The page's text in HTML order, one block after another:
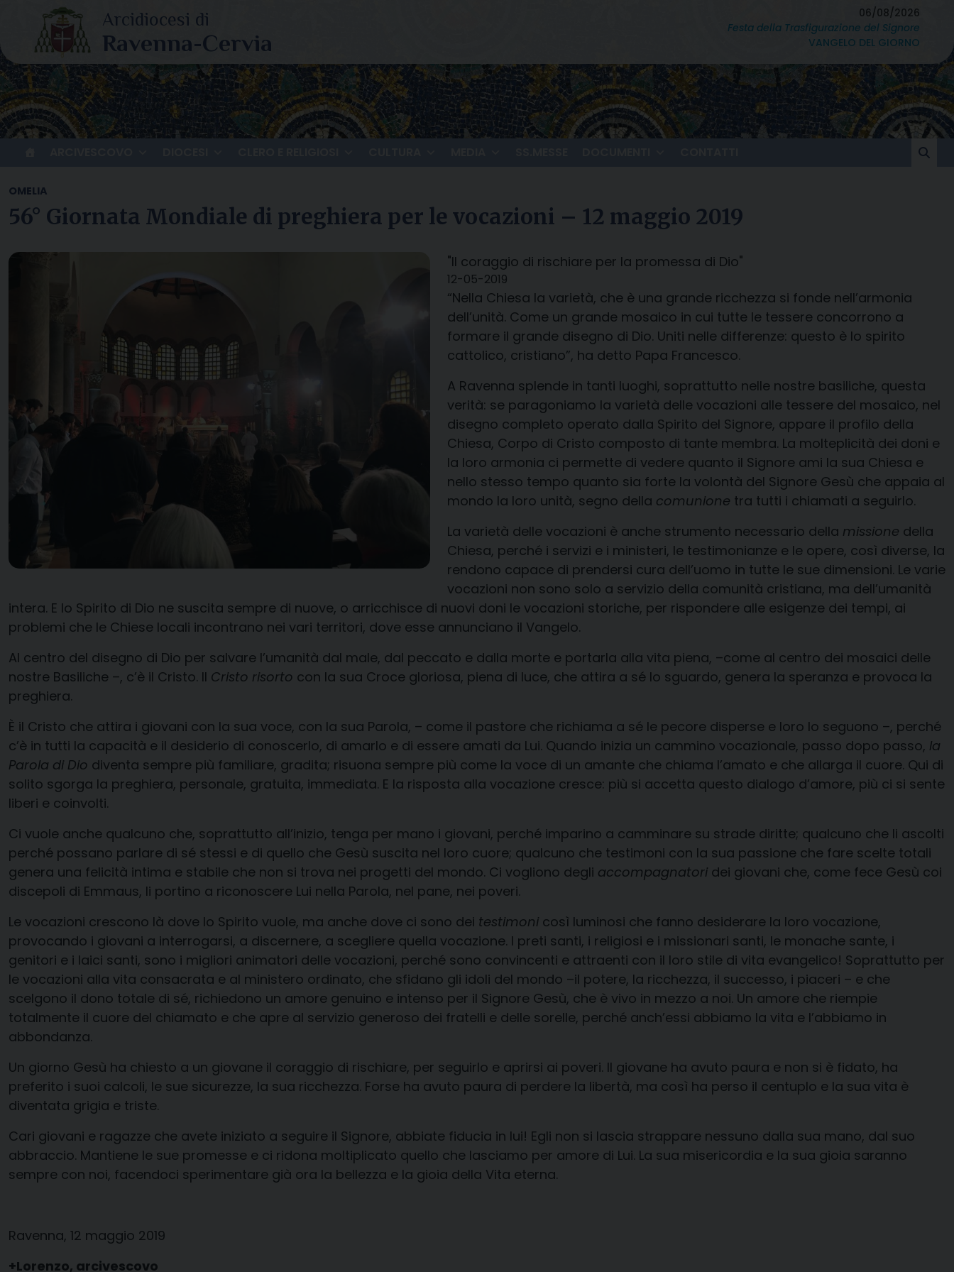
content
06/08/2026
Festa della Trasfigurazione del Signore
VANGELO DEL GIORNO
OMELIA
56° Giornata Mondiale di preghiera per le vocazioni – 12 maggio 2019
"Il coraggio di rischiare per la promessa di Dio"
12-05-2019
“Nella Chiesa la varietà, che è una grande ricchezza si fonde nell’armonia
dell’unità. Come un grande mosaico in cui tutte le tessere concorrono a
formare il grande disegno di Dio. Uniti nelle differenze: questo è lo spirito
cattolico, cristiano”, ha detto Papa Francesco.
A Ravenna splende in tanti luoghi, soprattutto nelle nostre basiliche, questa
verità: se paragoniamo la varietà delle vocazioni alle tessere del mosaico, nel
disegno completo operato dalla Spirito del Signore, appare il profilo della
Chiesa, Corpo di Cristo composto di tante membra. La molteplicità dei doni e
la loro armonia ci permette di vedere quanto il Signore ami la sua Chiesa e
nello stesso tempo quanto sia forte la volontà del Signore Gesù che appaia al
mondo la loro unità, segno della comunione tra tutti i chiamati a seguirlo.
La varietà delle vocazioni è anche strumento necessario della missione della
Chiesa, perché i servizi e i ministeri, le testimonianze e le opere, così diverse, la
rendono capace di prendersi cura dell’uomo in tutte le sue dimensioni. Le varie
vocazioni non sono solo a servizio della comunità cristiana, ma dell’umanità
intera. E lo Spirito di Dio ne suscita sempre di nuove, o arricchisce di nuovi doni le vocazioni storiche, per rispondere alle esigenze dei tempi, ai
problemi che le Chiese locali incontrano nei vari territori, dove esse annunciano il Vangelo.
Al centro del disegno di Dio per salvare l’umanità dal male, dal peccato e dalla morte e portarla alla vita piena, –come al centro dei mosaici delle
nostre Basiliche –, c’è il Cristo. Il Cristo risorto con la sua Croce gloriosa, piena di luce, che attira a sé lo sguardo, genera la speranza e provoca la
preghiera.
È il Cristo che attira i giovani con la sua voce, con la sua Parola, – come il pastore che richiama a sé le pecore disperse e loro lo seguono –, perché
c’è in tutti la capacità e il desiderio di conoscerlo, di amarlo e di essere amati da Lui. Quando inizia un cammino vocazionale, passo dopo passo, la
Parola di Dio diventa sempre più familiare, gradita; risuona sempre più come la voce di un amante che chiama l’amato e che allarga il cuore. Qui di
solito sgorga la preghiera, personale, gratuita, immediata. E la risposta alla vocazione cresce: più si accetta questo dialogo d’amore, più ci si sente
liberi e coinvolti.
Ci vuole anche qualcuno che, soprattutto all’inizio, tenga per mano i giovani, perché imparino a camminare su strade diritte; qualcuno che li ascolti
perché possano parlare di sé stessi e di quello che Gesù suscita nel loro cuore; qualcuno che testimoni con la sua passione che fare scelte totali
genera una felicità intima e stabile che non si trova nei progetti del mondo. Ci vogliono degli accompagnatori dei giovani che, come fece Gesù coi
discepoli di Emmaus, li portino a riconoscere Lui nella Parola, nel pane, nei poveri.
Le vocazioni crescono là dove lo Spirito vuole, ma anche dove ci sono dei testimoni così luminosi che fanno desiderare la loro vocazione,
provocando i giovani a interrogarsi, a discernere, a scegliere quella vocazione. I preti santi, i religiosi e i missionari santi, le monache sante, i
genitori e i laici santi, sono i migliori animatori delle vocazioni, perché sono convincenti e attraenti con il loro stile di vita evangelico! Soprattutto per
le vocazioni alla vita consacrata e al ministero ordinato, che sfidano gli idoli del mondo –il potere, la ricchezza, il successo, i piaceri – e che
scelgono il dono totale di sé, richiedono un amore genuino e intenso per il Signore Gesù, che è vivo in mezzo a noi. Un amore che riempie
totalmente il cuore del chiamato e che apre al servizio generoso dei fratelli e delle sorelle, perché anch’essi abbiamo la vita e l’abbiamo in
abbondanza.
Un giorno Gesù ha chiesto a un giovane il coraggio di rischiare, per seguirlo e aprirsi ai poveri. Il giovane ha avuto paura e non si è fidato, ha
preferito i suoi calcoli, le sue sicurezze, la sua ricchezza. Forse ha avuto paura di perdere la libertà, ma così ha perso il centuplo e la sua vita è
diventata grigia e triste.
Cari giovani e ragazze che avete iniziato a seguire il Signore, abbiate fiducia in lui! Egli non si lascia strappare nessuno dalla sua mano, dal suo
abbraccio. Mantiene le sue promesse e ci ridona moltiplicato quello che lasciamo per amore di Lui. La sua misericordia e la sua gioia saranno
sempre con noi, facendoci sperimentare già ora la bellezza e la gioia della Vita eterna.
Ravenna, 12 maggio 2019
+Lorenzo, arcivescovo